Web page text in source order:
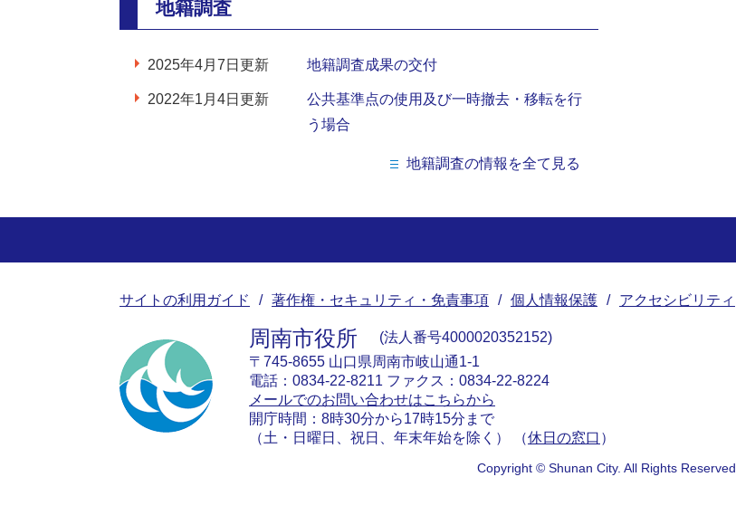
地籍調査
2025年4月7日更新 地籍調査成果の交付
2022年1月4日更新
公共基準点の使用及び一時撤去・移転を行
う場合
地籍調査の情報を全て見る
サイトの利用ガイド 著作権・セキュリティ・免責事項 個人情報保護 アクセシビリティ
周南市役所
法人番号4000020352152
〒745-8655 山口県周南市岐山通1-1
電話：0834-22-8211 ファクス：0834-22-8224
メールでのお問い合わせはこちらから
開庁時間：8時30分から17時15分まで
（土・日曜日、祝日、年末年始を除く） （休日の窓口 ）
Copyright © Shunan City. All Rights Reserved.